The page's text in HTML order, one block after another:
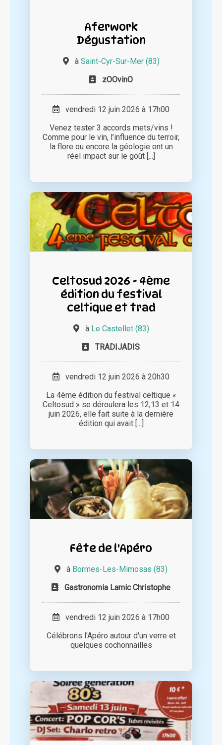
Aferwork
Dégustation
à Saint-Cyr-Sur-Mer (83)
zOOvinO
vendredi 12 juin 2026 à 17h00
Venez tester 3 accords mets/vins !
Comme pour le vin, l’influence du terroir,
la flore ou encore la géologie ont un
réel impact sur le goût [...]
Celtosud 2026 - 4ème
édition du festival
celtique et trad
à Le Castellet (83)
TRADIJADIS
vendredi 12 juin 2026 à 20h30
La 4ème édition du festival celtique «
Celtosud » se déroulera les 12,13 et 14
juin 2026, elle fait suite à la dernière
édition qui avait [...]
Fête de l'Apéro
à Bormes-Les-Mimosas (83)
Gastronomia Lamic Christophe
vendredi 12 juin 2026 à 17h00
Célébrons l'Apéro autour d'un verre et
quelques cochonnailles